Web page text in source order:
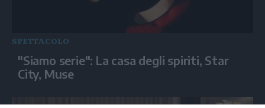
SPETTACOLO
"Siamo serie": La casa degli spiriti, Star
City, Muse